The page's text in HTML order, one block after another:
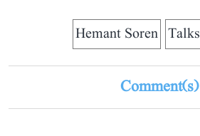
Talks
Hemant Soren
Comment(s)